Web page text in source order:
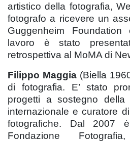
artistico della fotografia,
fotografo a ricevere un
Guggenheim
lavoro è stato
retrospettiva al MoMA di
Filippo Maggia (Biella
di fotografia. E’ stato
progetti a sostegno della
internazionale e curatore
fotografiche. Dal 2007
Fondazione